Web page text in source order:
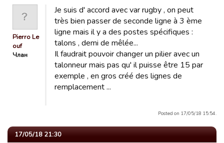
Pierro Le
ouf
Члан
Je suis d' accord avec var rugby , on peut
très bien passer de seconde ligne à 3 ème
ligne mais il y a des postes spécifiques :
talons , demi de mêlée...
Il faudrait pouvoir changer un pilier avec un
talonneur mais pas qu' il puisse être 15 par
exemple , en gros créé des lignes de
remplacement ...
Posted on 17/05/18 15:54.
17/05/18 21:30